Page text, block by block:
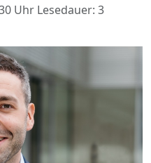
Uhr Lesedauer: 3